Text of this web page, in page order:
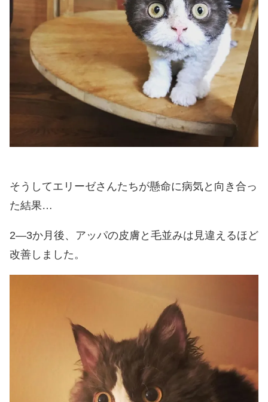
そうしてエリーゼさんたちが懸命に病気と向き合っ
た結果…
2―3か月後、アッパの皮膚と毛並みは見違えるほど
改善しました。